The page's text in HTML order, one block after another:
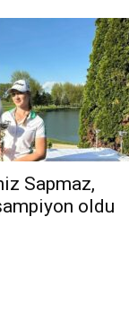
Sapmaz,
oldu